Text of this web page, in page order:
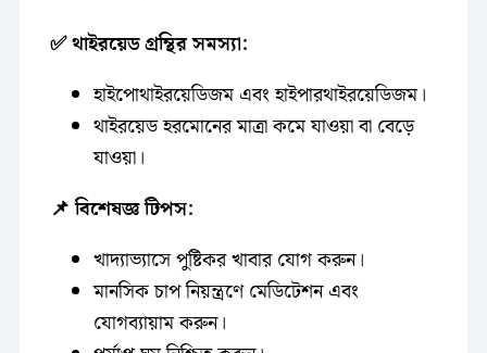
✅ থাইরয়েড গ্রন্থির সমস্যা:
হাইপোথাইরয়েডিজম এবং হাইপারথাইরয়েডিজম।
থাইরয়েড হরমোনের মাত্রা কমে যাওয়া বা বেড়ে
যাওয়া।
📌 বিশেষজ্ঞ টিপস:
খাদ্যাভ্যাসে পুষ্টিকর খাবার যোগ করুন।
মানসিক চাপ নিয়ন্ত্রণে মেডিটেশন এবং
যোগব্যায়াম করুন।